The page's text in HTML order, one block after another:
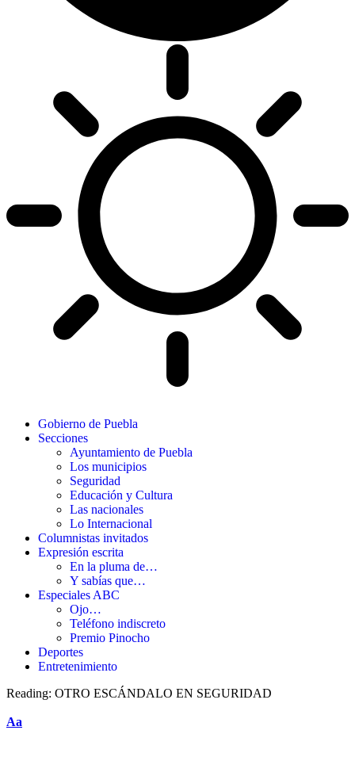
Gobierno de Puebla
Secciones
Ayuntamiento de Puebla
Los municipios
Seguridad
Educación y Cultura
Las nacionales
Lo Internacional
Columnistas invitados
Expresión escrita
En la pluma de…
Y sabías que…
Especiales ABC
Ojo…
Teléfono indiscreto
Premio Pinocho
Deportes
Entretenimiento
Reading: OTRO ESCÁNDALO EN SEGURIDAD
Aa